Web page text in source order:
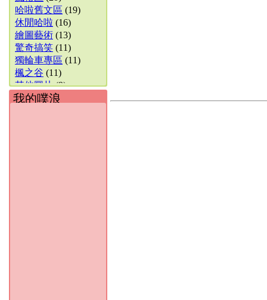
哈啦舊文區 (19)
休閒哈啦 (16)
繪圖藝術 (13)
驚奇搞笑 (11)
獨輪車專區 (11)
楓之谷 (11)
其他圖片(9)
影像封存館
我的噗浪